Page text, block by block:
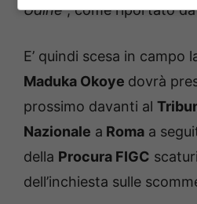
Udine“, come riportato
E’ quindi scesa in campo
Maduka Okoye dovrà
prossimo davanti al
Nazionale a Roma a
della Procura FIGC
dell’inchiesta sulle